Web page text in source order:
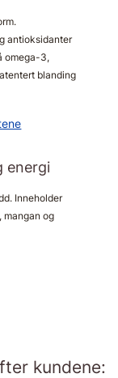
antioksidanter
omega-3,
blanding
energi
Inneholder
mangan og
kundene: